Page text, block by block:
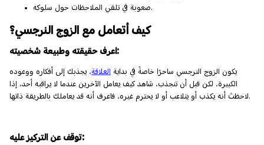
صعوبة في تلقي الملاحظات حول سلوكه.
كيف أتعامل مع الزوج النرجسي؟
اعرف حقيقته وطبيعة شخصيته:
يكون الزوج النرجسي ساحرًا خاصةً في بداية العلاقة، يجذبك إلى أفكاره ووعوده
الكبيرة، لكن قبل أن تنجذب، شاهد كيف يعامل الآخرين عندما لا يراقبه أحد، إذا
لاحظتَ أنه يكذب أو يتلاعب أو لا يحترم غيره، فاعرف أنه قد يعاملك بالطريقة ذاتها.
توقف عن التركيز عليه: